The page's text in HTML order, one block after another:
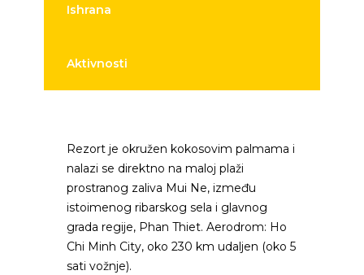
Ishrana
Aktivnosti
Rezort je okružen kokosovim palmama i
nalazi se direktno na maloj plaži
prostranog zaliva Mui Ne, između
istoimenog ribarskog sela i glavnog
grada regije, Phan Thiet. Aerodrom: Ho
Chi Minh City, oko 230 km udaljen (oko 5
sati vožnje).